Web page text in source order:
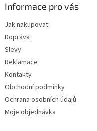
Informace pro vás
Jak nakupovat
Doprava
Slevy
Reklamace
Kontakty
Obchodní podmínky
Ochrana osobních údajů
Moje objednávka